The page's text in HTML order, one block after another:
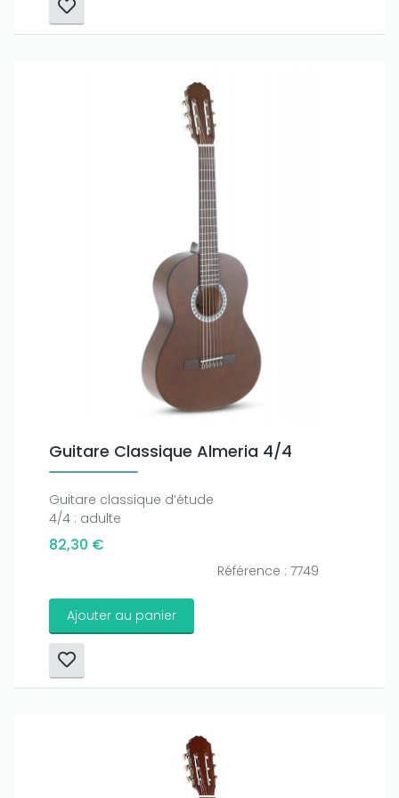
Guitare Classique Almeria 4/4
Guitare classique d’étude
4/4 : adulte
82,30 €
Référence : 7749
Ajouter au panier